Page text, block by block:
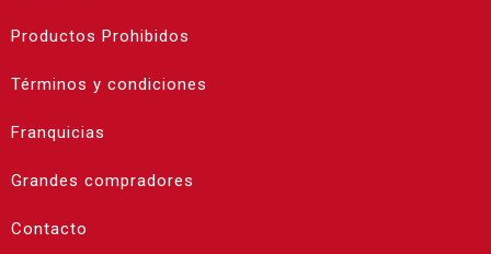
Productos Prohibidos
Términos y condiciones
Franquicias
Grandes compradores
Contacto